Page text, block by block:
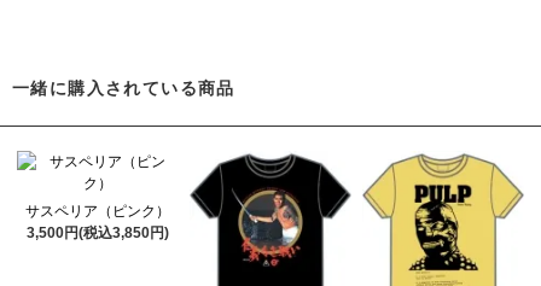
一緒に購入されている商品
サスペリア（ピンク）
3,500円(税込3,850円)